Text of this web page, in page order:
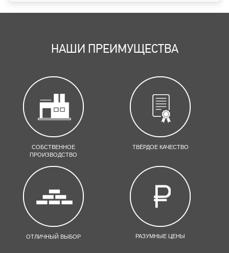
НАШИ ПРЕИМУЩЕСТВА
СОБСТВЕННОЕ
ПРОИЗВОДСТВО
ТВЁРДОЕ КАЧЕСТВО
ОТЛИЧНЫЙ ВЫБОР РАЗУМНЫЕ ЦЕНЫ